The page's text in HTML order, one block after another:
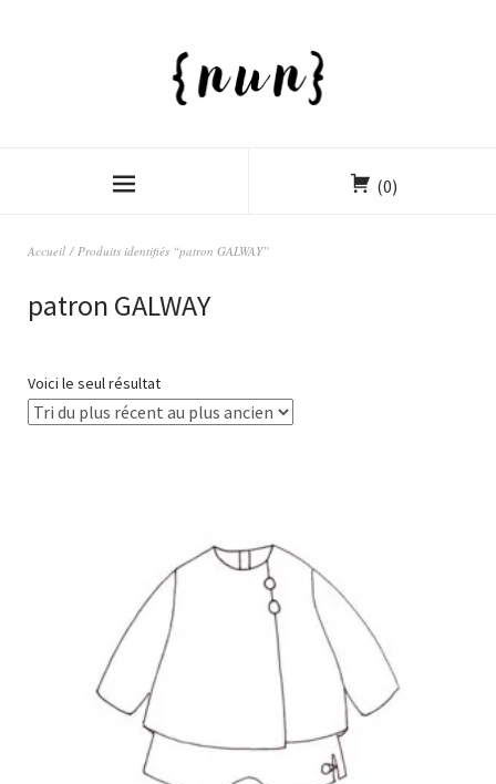
(0)
Accueil / Produits identifiés “patron GALWAY”
patron GALWAY
Voici le seul résultat